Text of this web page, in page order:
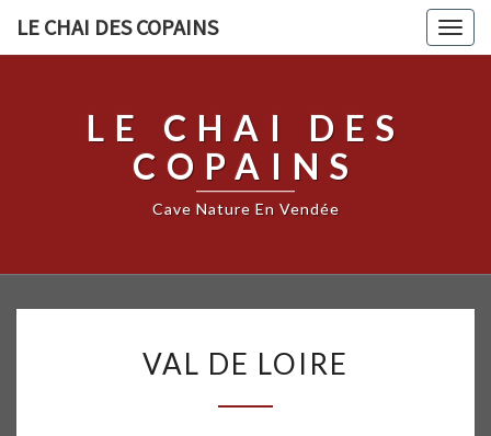
LE CHAI DES COPAINS
LE CHAI DES
COPAINS
Cave Nature En Vendée
DE
VAL DE LOIRE